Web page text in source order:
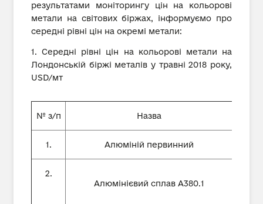
результатами моніторингу цін на кольорові
метали на світових біржах, інформуємо про
середні рівні цін на окремі метали:
1. Середні рівні цін на кольорові метали на
Лондонській біржі металів у травні 2018 року,
USD/мт
№ з/п Назва
1. Алюміній первинний
2.
Алюмінієвий сплав А380.1